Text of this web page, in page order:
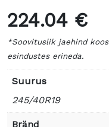
224.04 €
*Soovituslik jaehind
esindustes erineda.
Suurus
245/40R19
Bränd